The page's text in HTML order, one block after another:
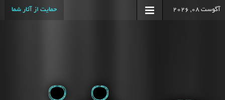
آگوست 08, 2026 حمایت از آثار شما